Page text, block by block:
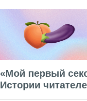
«Мой первый
Истории